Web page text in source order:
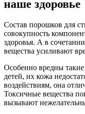
наше здоровье
Состав порошков для
совокупность
здоровья. А в
вещества усиливают
Особенно вредны
детей, их кожа
воздействиям, она
Токсичные вещества
вызывают